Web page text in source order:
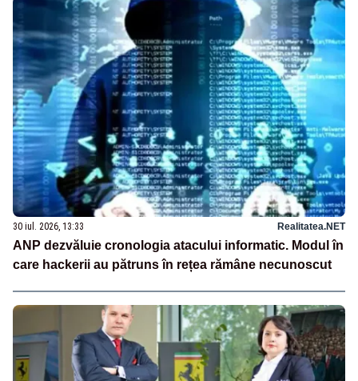
30 iul. 2026, 13:33 Realitatea.NET
ANP dezvăluie cronologia atacului informatic. Modul în
care hackerii au pătruns în rețea rămâne necunoscut